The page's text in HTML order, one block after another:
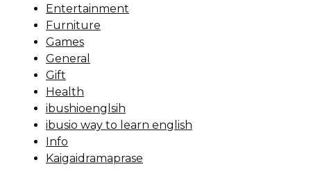
Entertainment
Furniture
Games
General
Gift
Health
ibushioenglsih
ibusio way to learn english
Info
Kaigaidramaprase